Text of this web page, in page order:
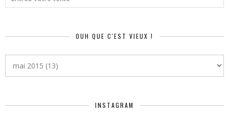
OUH QUE C'EST VIEUX !
INSTAGRAM